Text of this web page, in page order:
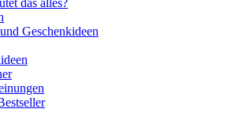
das alles?
Geschenkideen